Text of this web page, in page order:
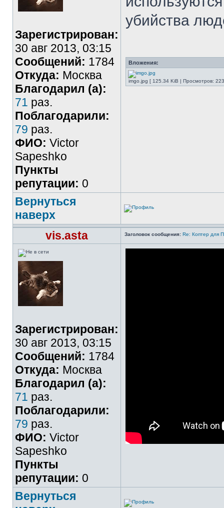
Зарегистрирован:
30 авг 2013, 03:15
Сообщений: 1784
Откуда: Москва
Благодарил (а):
71 раз.
Поблагодарили:
79 раз.
ФИО: Victor
Sapeshko
Пункты
репутации: 0
убийства
Вложения:
imgo.jpg [ 125.34 KiB | Просмотров:
Вернуться
наверх
vis.asta
Заголовок сообщения: Re: Коптер для
Зарегистрирован:
30 авг 2013, 03:15
Сообщений: 1784
Откуда: Москва
Благодарил (а):
71 раз.
Поблагодарили:
79 раз.
ФИО: Victor
Sapeshko
Пункты
репутации: 0
Вернуться